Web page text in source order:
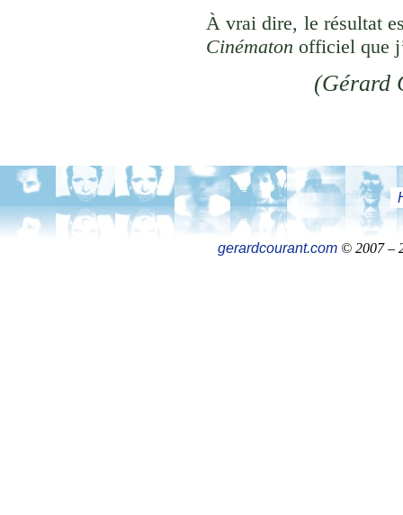
À vrai dire, le résultat
Cinématon officiel que
(Gérard
gerardcourant.com © 2007 –